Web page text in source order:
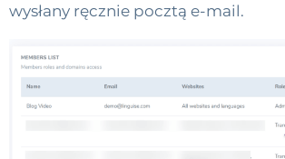
wysłany ręcznie pocztą e-mail.